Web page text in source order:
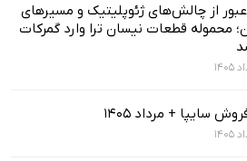
از چالش‌های ژئوپلیتیک و مسیرهای
محموله قطعات نیسان ترا وارد گمرکات
سایپا + مرداد 1405